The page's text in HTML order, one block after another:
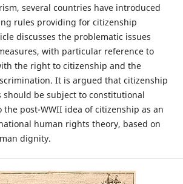
several countries have introduced
rules providing for citizenship
discusses the problematic issues
with particular reference to
the right to citizenship and the
It is argued that citizenship
be subject to constitutional
post-WWII idea of citizenship as an
human rights theory, based on
dignity.